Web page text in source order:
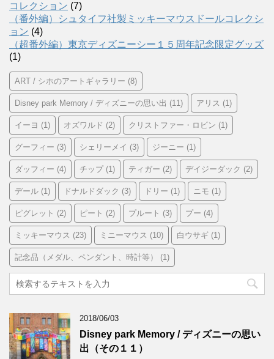
コレクション (7)
（番外編）シュタイフ社製ミッキーマウスドールコレクシ
ョン (4)
（超番外編）東京ディズニーシー１５周年記念限定グッズ
(1)
ART / シホのアートギャラリー (8)
Disney park Memory / ディズニーの思い出 (11) アリス (1)
イーヨ (1) オズワルド (2) クリストファー・ロビン (1)
グーフィー (3) シェリーメイ (3) ジーニー (1)
ダッフィー (4) チップ(1) ティガー (2) デイジーダック (2)
デール (1) ドナルドダック (3) ドリー (1) ニモ (1)
ピグレット (2) ピート (2) プルート (3) プー (4)
ミッキーマウス (23) ミニーマウス (10) 白ウサギ (1)
記念品（メダル、ペンダント、時計等） (1)
2018/06/03
Disney park Memory / ディズニーの思い
出（その１１）